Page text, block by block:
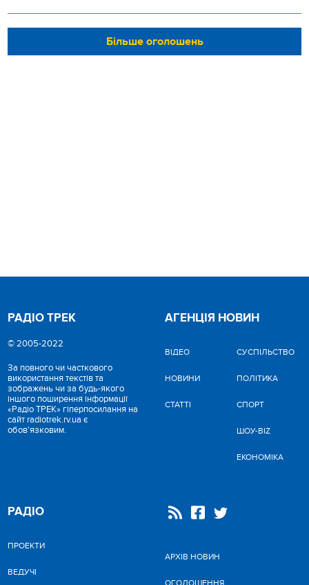
Більше оголошень
РАДІО ТРЕК
© 2005-2022
За повного чи часткового
використання текстів та
зображень чи за будь-якого
іншого поширення інформації
«Радіо ТРЕК» гіперпосилання на
сайт radiotrek.rv.ua є
обов'язковим.
АГЕНЦІЯ НОВИН
ВІДЕО
НОВИНИ
СТАТТІ
CУСПІЛЬСТВО
ПОЛІТИКА
СПОРТ
ШОУ-BIZ
ЕКОНОМІКА
РАДІО
ПРОЕКТИ
ВЕДУЧІ
АРХІВ НОВИН